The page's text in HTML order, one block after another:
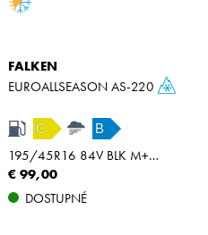
FALKEN
EUROALLSEASON AS-220
C B
195/45R16 84V BLK M+S MFS XL
€ 99,00
DOSTUPNÉ